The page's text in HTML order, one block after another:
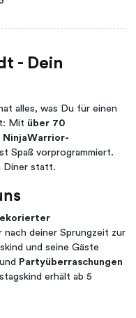
- Dein
hat alles, was Du für einen
Mit über 70
NinjaWarrior-
Spaß vorprogrammiert.
Diner statt.
nach deiner Sprungzeit zur
und seine Gäste
und Partyüberraschungen
erhält ab 5